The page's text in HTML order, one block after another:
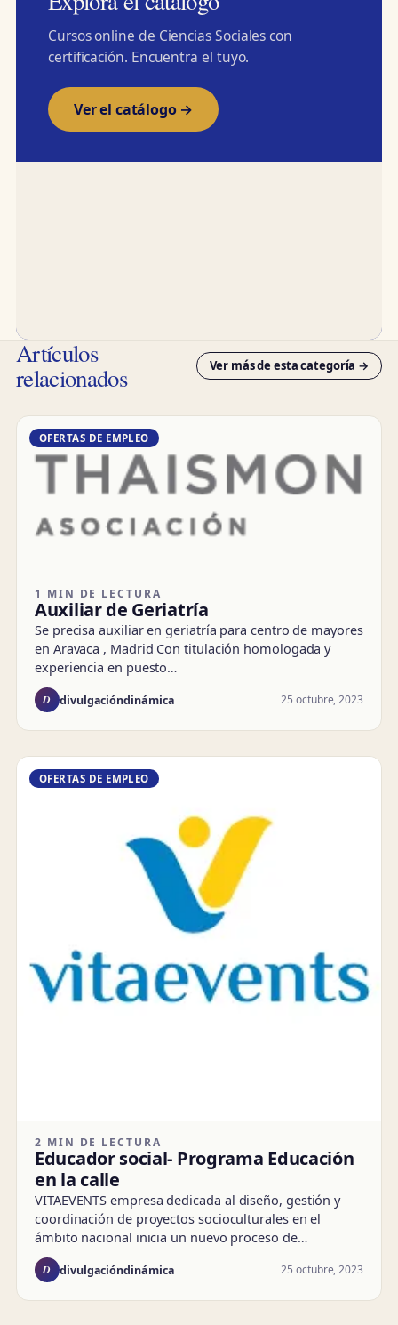
Cursos online de Ciencias Sociales con
certificación. Encuentra el tuyo.
Ver el catálogo →
Artículos
relacionados Ver más de esta categoría →
OFERTAS DE EMPLEO
1 MIN DE LECTURA
Auxiliar de Geriatría
Se precisa auxiliar en geriatría para centro de mayores
en Aravaca , Madrid Con titulación homologada y
experiencia en puesto…
D divulgacióndinámica 25 octubre, 2023
OFERTAS DE EMPLEO
2 MIN DE LECTURA
Educador social- Programa Educación
en la calle
VITAEVENTS empresa dedicada al diseño, gestión y
coordinación de proyectos socioculturales en el
ámbito nacional inicia un nuevo proceso de…
D divulgacióndinámica 25 octubre, 2023